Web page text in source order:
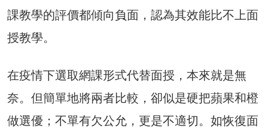
課教學的評價都傾向負面，認為其效能比不上面
授教學。
在疫情下選取網課形式代替面授，本來就是無
奈。但簡單地將兩者比較，卻似是硬把蘋果和橙
做選優；不單有欠公允，更是不適切。如恢復面